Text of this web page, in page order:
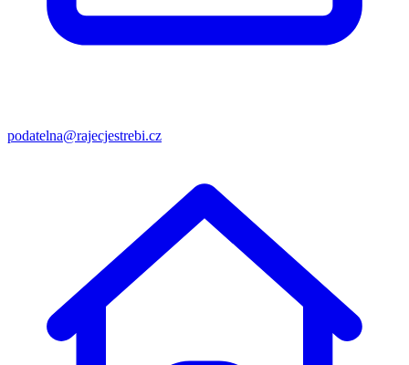
podatelna@rajecjestrebi.cz